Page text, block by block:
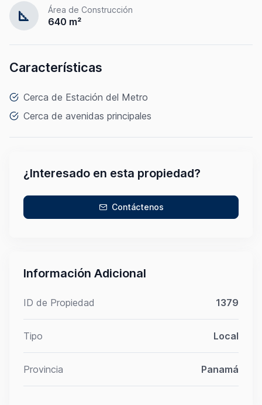
square_foot Área de Construcción
640 m²
Características
Cerca de Estación del Metro
Cerca de avenidas principales
¿Interesado en esta propiedad?
Contáctenos
Información Adicional
ID de Propiedad 1379
Tipo Local
Provincia Panamá